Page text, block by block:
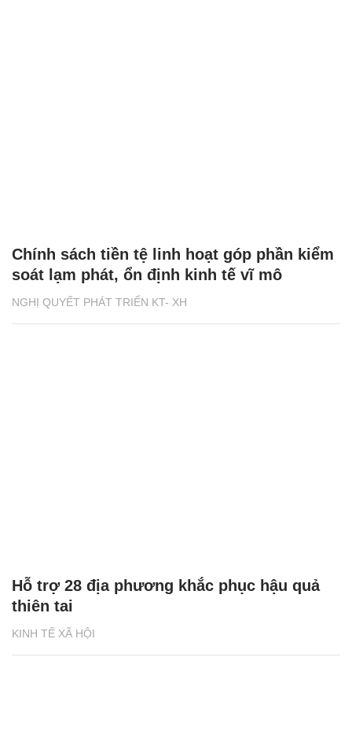
NGHỊ QUYẾT PHÁT TRIỂN KT- XH
Chính sách tiền tệ linh hoạt góp phần kiểm
soát lạm phát, ổn định kinh tế vĩ mô
KINH TẾ XÃ HỘI
Hỗ trợ 28 địa phương khắc phục hậu quả
thiên tai